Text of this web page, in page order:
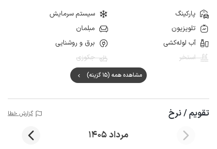
پارکینگ
سیستم سرمایش
تلویزیون
مبلمان
آب لوله‌کشی
برق و روشنایی
استخر
جکوزی
مشاهده همه (15 گزینه)
تقویم / نرخ گزارش خطا
مرداد 1405